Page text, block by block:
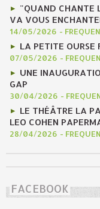
"QUAND CHANTE
VA VOUS
14/05/2026 -
LA PETITE
07/05/2026 -
UNE
GAP
30/04/2026 -
LE THÉÂTRE LA
LEO COHEN
28/04/2026 -
FACEBOOK